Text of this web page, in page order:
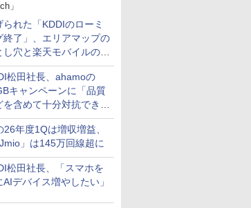
」
られた「KDDIのローミ
終了」、エリアマップの
し穴と楽天モバイルの課
松田社長、ahamoの
キャンペーンに「品質
を含めて十分対抗でき
26年度1Qは増収増益、
」は145万回線超に
松田社長、「スマホを
AIデバイス増やしたい」